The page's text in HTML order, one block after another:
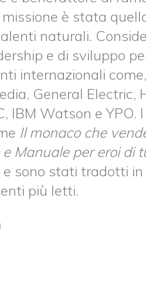
è stata
naturali.
e di sviluppo
internazionali
General Electric,
IBM Watson e YPO.
Il monaco che
Manuale per eroi di
sono stati tradotti
più letti.